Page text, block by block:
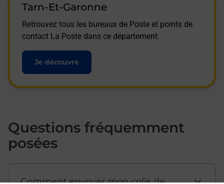
Tarn-Et-Garonne
Retrouvez tous les bureaux de Poste et points de
contact La Poste dans ce département.
Je découvre
Questions fréquemment
posées
Comment envoyer mon colis de